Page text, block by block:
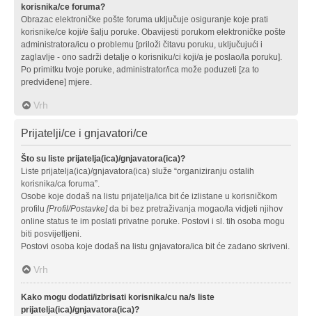
korisnika/ce foruma?
Obrazac elektroničke pošte foruma uključuje osiguranje koje prati
korisnike/ce koji/e šalju poruke. Obavijesti porukom elektroničke pošte
administratora/icu o problemu [priloži čitavu poruku, uključujući i
zaglavlje - ono sadrži detalje o korisniku/ci koji/a je poslao/la poruku].
Po primitku tvoje poruke, administrator/ica može poduzeti [za to
predviđene] mjere.
Vrh
Prijatelji/ce i gnjavatori/ce
Što su liste prijatelja(ica)/gnjavatora(ica)?
Liste prijatelja(ica)/gnjavatora(ica) služe “organiziranju ostalih
korisnika/ca foruma”.
Osobe koje dodaš na listu prijatelja/ica bit će izlistane u korisničkom
profilu [Profil/Postavke]da bi bez pretraživanja mogao/la vidjeti njihov
online status te im poslati privatne poruke. Postovi i sl. tih osoba mogu
biti posvijetljeni.
Postovi osoba koje dodaš na listu gnjavatora/ica bit će zadano skriveni.
Vrh
Kako mogu dodati/izbrisati korisnika/cu na/s liste
prijatelja(ica)/gnjavatora(ica)?